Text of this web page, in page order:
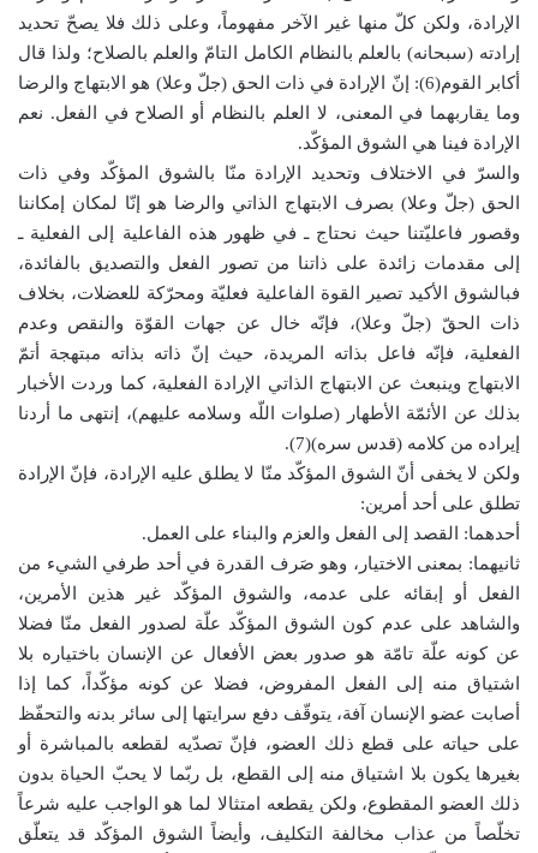
الإرادة، ولكن كلّ منها غير الآخر مفهوماً، وعلى ذلك فلا يصحّ تحديد
إرادته (سبحانه) بالعلم بالنظام الكامل التامّ والعلم بالصلاح؛ ولذا قال
أكابر القوم(6): إنّ الإرادة في ذات الحق (جلّ وعلا) هو الابتهاج والرضا
وما يقاربهما في المعنى، لا العلم بالنظام أو الصلاح في الفعل. نعم
الإرادة فينا هي الشوق المؤكّد.
والسرّ في الاختلاف وتحديد الإرادة منّا بالشوق المؤكّد وفي ذات
الحق (جلّ وعلا) بصرف الابتهاج الذاتي والرضا هو إنّا لمكان إمكاننا
وقصور فاعليّتنا حيث نحتاج ـ في ظهور هذه الفاعلية إلى الفعلية ـ
إلى مقدمات زائدة على ذاتنا من تصور الفعل والتصديق بالفائدة،
فبالشوق الأكيد تصير القوة الفاعلية فعليّة ومحرّكة للعضلات، بخلاف
ذات الحقّ (جلّ وعلا)، فإنّه خال عن جهات القوّة والنقص وعدم
الفعلية، فإنّه فاعل بذاته المريدة، حيث إنّ ذاته بذاته مبتهجة أتمّ
الابتهاج وينبعث عن الابتهاج الذاتي الإرادة الفعلية، كما وردت الأخبار
بذلك عن الأئمّة الأطهار (صلوات اللّه وسلامه عليهم)، إنتهى ما أردنا
إيراده من كلامه (قدس سره)(7).
ولكن لا يخفى أنّ الشوق المؤكّد منّا لا يطلق عليه الإرادة، فإنّ الإرادة
تطلق على أحد أمرين:
أحدهما: القصد إلى الفعل والعزم والبناء على العمل.
ثانيهما: بمعنى الاختيار، وهو صَرف القدرة في أحد طرفي الشيء من
الفعل أو إبقائه على عدمه، والشوق المؤكّد غير هذين الأمرين،
والشاهد على عدم كون الشوق المؤكّد علّة لصدور الفعل منّا فضلا
عن كونه علّة تامّة هو صدور بعض الأفعال عن الإنسان باختياره بلا
اشتياق منه إلى الفعل المفروض، فضلا عن كونه مؤكّداً، كما إذا
أصابت عضو الإنسان آفة، يتوقّف دفع سرايتها إلى سائر بدنه والتحفّظ
على حياته على قطع ذلك العضو، فإنّ تصدّيه لقطعه بالمباشرة أو
بغيرها يكون بلا اشتياق منه إلى القطع، بل ربّما لا يحبّ الحياة بدون
ذلك العضو المقطوع، ولكن يقطعه امتثالا لما هو الواجب عليه شرعاً
تخلّصاً من عذاب مخالفة التكليف، وأيضاً الشوق المؤكّد قد يتعلّق